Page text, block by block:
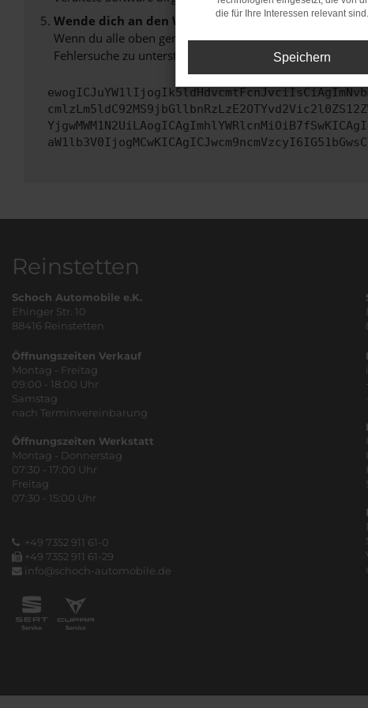
Wende dich an den Webseitenbetreiber.
Wenn du alle oben genannten Schritte versucht hast,
Fehlersuche zu unterstützen:
Reinstetten
Schoch Automobile e.K.
Ehinger Str. 10
88416 Reinstetten
Öffnungszeiten Verkauf
Montag - Freitag
09:00 - 18:00 Uhr
Samstag
nach Terminvereinbarung
Öffnungszeiten Werkstatt
Montag - Donnerstag
07:30 - 17:00 Uhr
Freitag
07:30 - 15:00 Uhr
+49 7352 911 61-0
+49 7352 911 61-29
info@schoch-automobile.de
die für Ihre Interessen relevant sind.
Speichern